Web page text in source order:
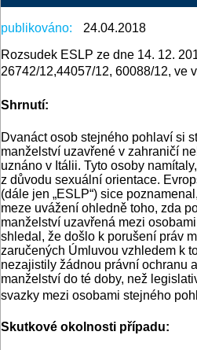
publikováno:
24.04.2018
Rozsudek ESLP ze dne 14. 12.
26742/12,44057/12, 60088/12, ve
Shrnutí:
Dvanáct osob stejného pohlaví si
manželství uzavřené v zahraničí
uznáno v Itálii. Tyto osoby
z důvodu sexuální orientace.
(dále jen „ESLP“) sice
meze uvážení ohledně toho, zda
manželství uzavřená mezi
shledal, že došlo k porušení práv
zaručených Úmluvou vzhledem k
nezajistily žádnou právní ochranu
manželství do té doby, než
svazky mezi osobami stejného
Skutkové okolnosti případu: